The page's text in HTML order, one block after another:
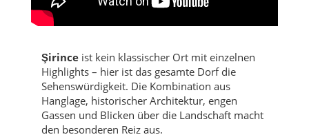
Şirince ist kein klassischer Ort mit einzelnen
Highlights – hier ist das gesamte Dorf die
Sehenswürdigkeit. Die Kombination aus
Hanglage, historischer Architektur, engen
Gassen und Blicken über die Landschaft macht
den besonderen Reiz aus.